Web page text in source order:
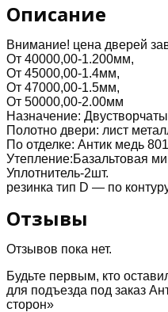
Медь
8017
с
двух
сторон
Описание
Внимание! цена дверей
От 40000,00-1.200мм,
От 45000,00-1.4мм,
От 47000,00-1.5мм,
От 50000,00-2.00мм
Назначение:
Полотно двери: лист
По отделке: Антик медь
Утепление:Базальтовая
Уплотнитель-2шт.
резинка тип D — по
Отзывы
Отзывов пока нет.
Будьте первым, кто
для подъезда под заказ
сторон»